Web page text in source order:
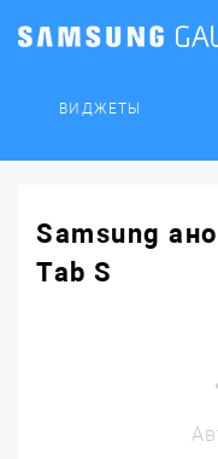
ВИДЖЕТЫ
Samsung
Tab S